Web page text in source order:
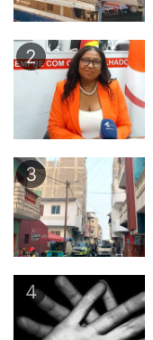
2
3
4